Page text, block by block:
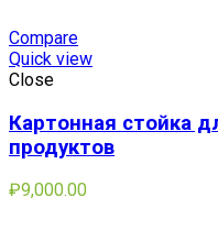
Compare
Quick view
Close
Картонная стойка
продуктов
₽9,000.00